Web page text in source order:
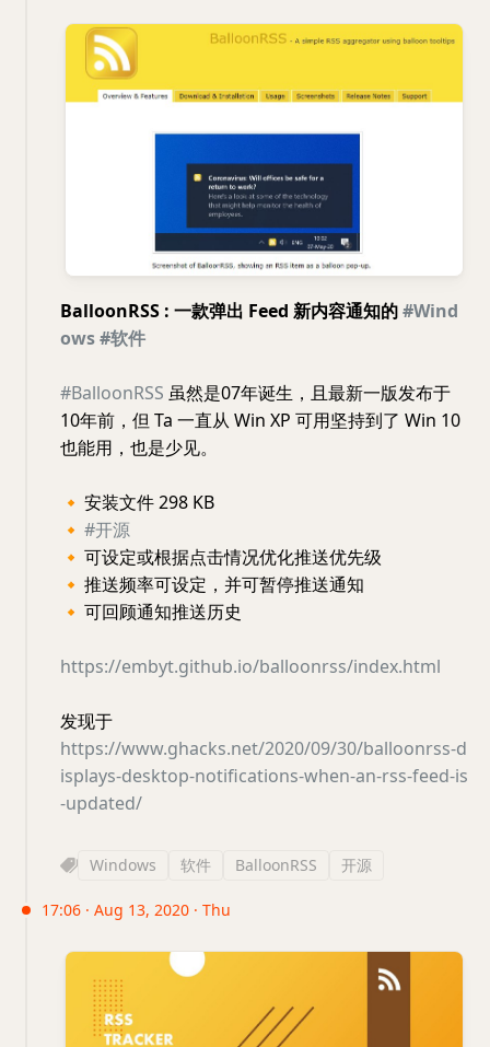
BalloonRSS : 一款弹出 Feed 新内容通知的#Wind
ows#软件
#BalloonRSS 虽然是07年诞生，且最新一版发布于
10年前，但 Ta 一直从 Win XP 可用坚持到了 Win 10
也能用，也是少见。
🔸 安装文件 298 KB
🔸 #开源
🔸 可设定或根据点击情况优化推送优先级
🔸 推送频率可设定，并可暂停推送通知
🔸 可回顾通知推送历史
https://embyt.github.io/balloonrss/index.html
发现于
https://www.ghacks.net/2020/09/30/balloonrss-d
isplays-desktop-notifications-when-an-rss-feed-is
-updated/
Windows 软件 BalloonRSS 开源
17:06 · Aug 13, 2020 · Thu